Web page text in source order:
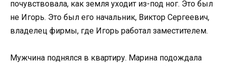
почувствовала, как земля уходит из-под ног. Это был
не Игорь. Это был его начальник, Виктор Сергеевич,
владелец фирмы, где Игорь работал заместителем.
Мужчина поднялся в квартиру. Марина подождала